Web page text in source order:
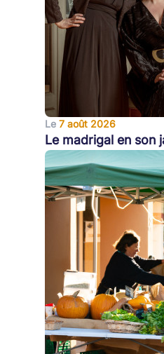
Le 7 août 2026
Le madrigal en son